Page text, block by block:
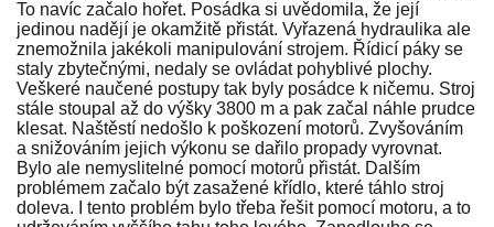
To navíc začalo hořet. Posádka si uvědomila, že její
jedinou nadějí je okamžitě přistát. Vyřazená hydraulika ale
znemožnila jakékoli manipulování strojem. Řídicí páky se
staly zbytečnými, nedaly se ovládat pohyblivé plochy.
Veškeré naučené postupy tak byly posádce k ničemu. Stroj
stále stoupal až do výšky 3800 m a pak začal náhle prudce
klesat. Naštěstí nedošlo k poškození motorů. Zvyšováním
a snižováním jejich výkonu se dařilo propady vyrovnat.
Bylo ale nemyslitelné pomocí motorů přistát. Dalším
problémem začalo být zasažené křídlo, které táhlo stroj
doleva. I tento problém bylo třeba řešit pomocí motoru, a to